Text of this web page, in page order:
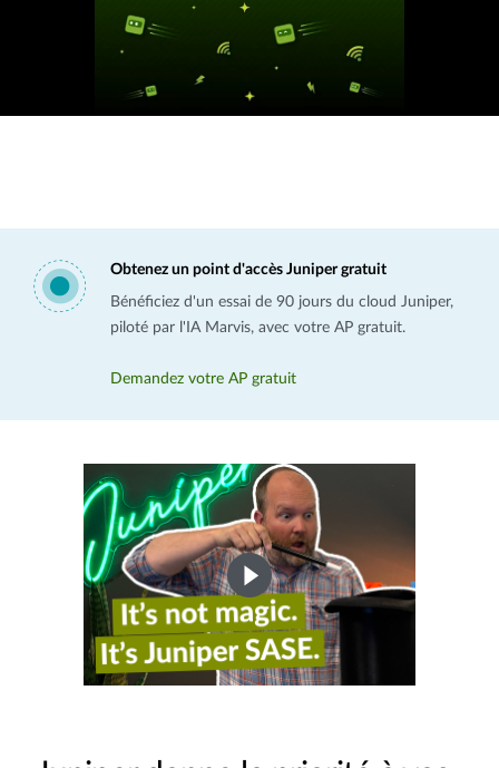
Obtenez un point d'accès Juniper gratuit
Bénéficiez d'un essai de 90 jours du cloud Juniper,
piloté par l'IA Marvis, avec votre AP gratuit.
Demandez votre AP gratuit